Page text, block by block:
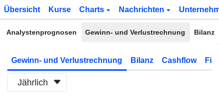
Übersicht Kurse Charts Nachrichten
Analystenprognosen Gewinn- und Verlustrechnung Bilanz
Gewinn- und Verlustrechnung Bilanz Cashflow
Jährlich